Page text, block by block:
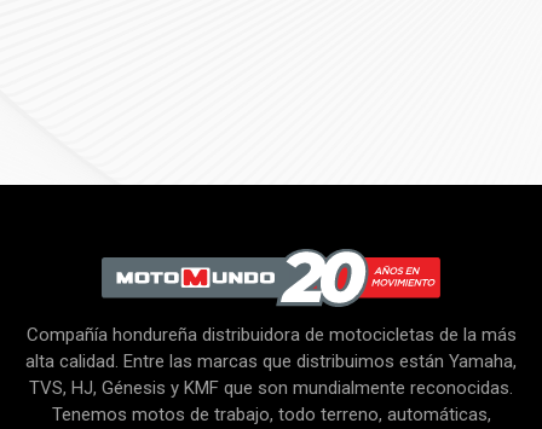
Compañía hondureña distribuidora de motocicletas de la más
alta calidad. Entre las marcas que distribuimos están Yamaha,
TVS, HJ, Génesis y KMF que son mundialmente reconocidas.
Tenemos motos de trabajo, todo terreno, automáticas,